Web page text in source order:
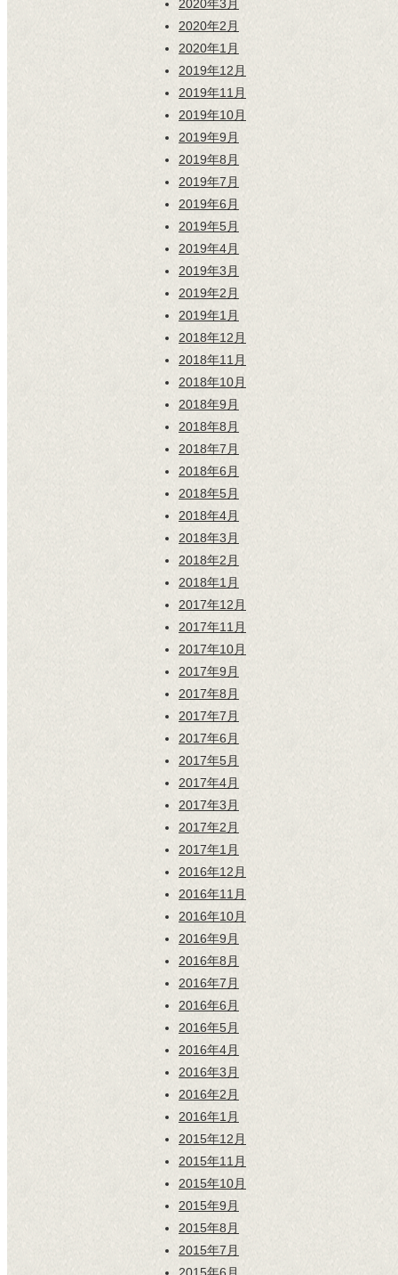
2020年3月
2020年2月
2020年1月
2019年12月
2019年11月
2019年10月
2019年9月
2019年8月
2019年7月
2019年6月
2019年5月
2019年4月
2019年3月
2019年2月
2019年1月
2018年12月
2018年11月
2018年10月
2018年9月
2018年8月
2018年7月
2018年6月
2018年5月
2018年4月
2018年3月
2018年2月
2018年1月
2017年12月
2017年11月
2017年10月
2017年9月
2017年8月
2017年7月
2017年6月
2017年5月
2017年4月
2017年3月
2017年2月
2017年1月
2016年12月
2016年11月
2016年10月
2016年9月
2016年8月
2016年7月
2016年6月
2016年5月
2016年4月
2016年3月
2016年2月
2016年1月
2015年12月
2015年11月
2015年10月
2015年9月
2015年8月
2015年7月